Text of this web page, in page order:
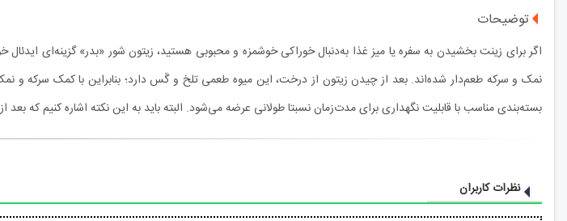
توضیحات
اگر برای زینت بخشیدن به سفره یا میز غذا به‌دنبال خوراکی خوشمزه و محبوبی هستید، زیتون شور «بدر» گزینه‌ای
بسته‌بندی مناسب با قابلیت نگهداری برای مدت‌زمان نسبتا طولانی عرضه می‌شود. البته باید به این نکته اشاره کنیم که
نظرات کاربران